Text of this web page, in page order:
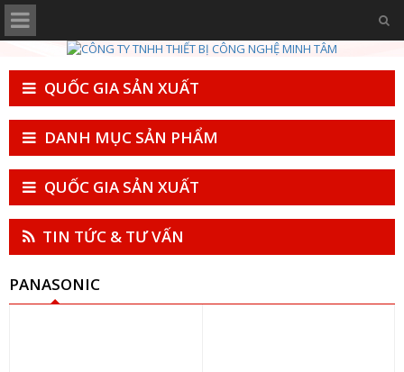
QUỐC GIA SẢN XUẤT
DANH MỤC SẢN PHẨM
QUỐC GIA SẢN XUẤT
TIN TỨC & TƯ VẤN
PANASONIC